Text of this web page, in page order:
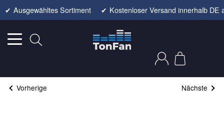
✔ Ausgewähltes Sortiment ✔ Kostenloser Versand innerhalb DE
Vorherige Nächste